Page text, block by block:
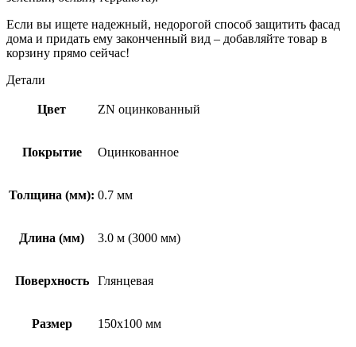
Если вы ищете надежный, недорогой способ защитить фасад
дома и придать ему законченный вид – добавляйте товар в
корзину прямо сейчас!
Детали
Цвет ZN оцинкованный
Покрытие Оцинкованное
Толщина (мм): 0.7 мм
Длина (мм) 3.0 м (3000 мм)
Поверхность Глянцевая
Размер 150х100 мм